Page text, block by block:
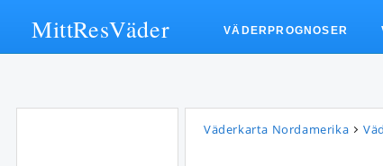
Väderkarta Nordamerika
MittResVäder VÄDERPROGNOSER